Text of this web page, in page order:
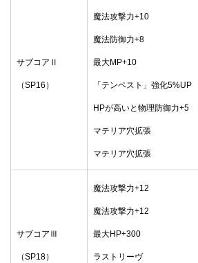
サブコアⅡ
（SP16）
魔法攻撃力+10
魔法防御力+8
最大MP+10
「テンペスト」強化5%UP
HPが高いと物理防御力+5
マテリア穴拡張
マテリア穴拡張
サブコアⅢ
（SP18）
魔法攻撃力+12
魔法攻撃力+12
最大HP+300
ラストリーヴ